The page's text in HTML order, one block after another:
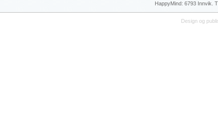
HappyMind: 6793 Innvik.
Design og